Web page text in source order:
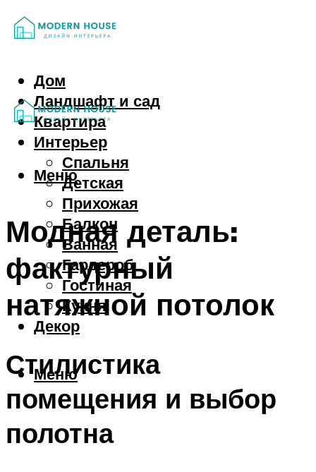
Дом
Ландшафт и сад
Квартира
Интерьер
Спальня
Детская
Прихожая
Балкон
Ванная
Гардероб
Гостиная
Кухня
Декор
Меню
Меню
Модная деталь:
фактурный
натяжной потолок
Стилистика
помещения и выбор
полотна